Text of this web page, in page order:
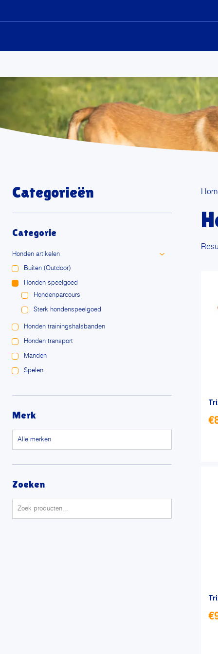
Categorieën
Categorie
Honden artikelen
Buiten (Outdoor)
Honden speelgoed
Hondenparcours
Sterk hondenspeelgoed
Honden trainingshalsbanden
Honden transport
Manden
Spelen
Merk
Zoeken
€
€